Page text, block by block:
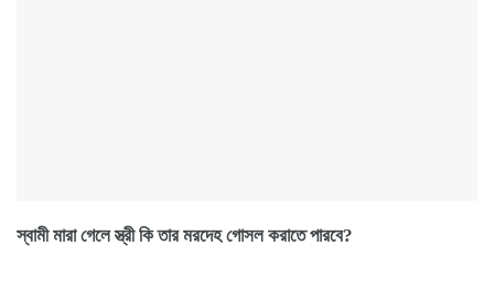
স্বামী মারা গেলে স্ত্রী কি তার মরদেহ গোসল করাতে পারবে?